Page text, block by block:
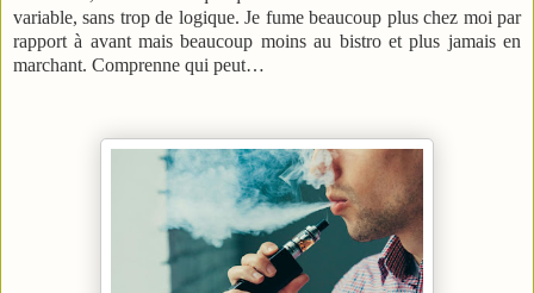
variable, sans trop de logique. Je fume beaucoup plus chez moi par
rapport à avant mais beaucoup moins au bistro et plus jamais en
marchant. Comprenne qui peut…